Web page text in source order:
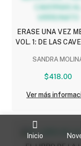
Inicio
ERASE UNA VEZ
VOL. 1: DE LAS
SANDRA
$418.00
Ver más